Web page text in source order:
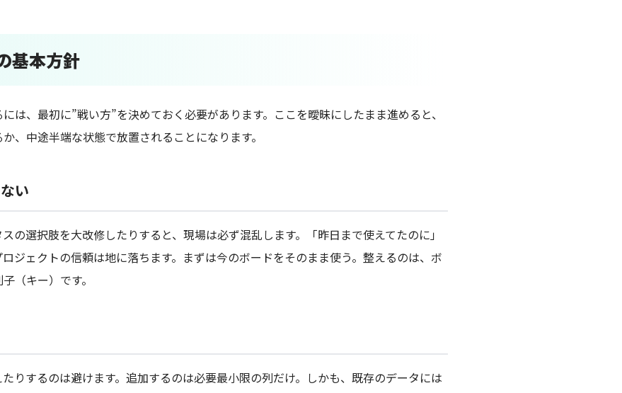
基本方針
は、最初に”戦い方”を決めておく必要があります。ここを曖昧にしたまま進めると、
、中途半端な状態で放置されることになります。
い
の選択肢を大改修したりすると、現場は必ず混乱します。「昨日まで使えてたのに」
ジェクトの信頼は地に落ちます。まずは今のボードをそのまま使う。整えるのは、ボ
（キー）です。
りするのは避けます。追加するのは必要最小限の列だけ。しかも、既存のデータには